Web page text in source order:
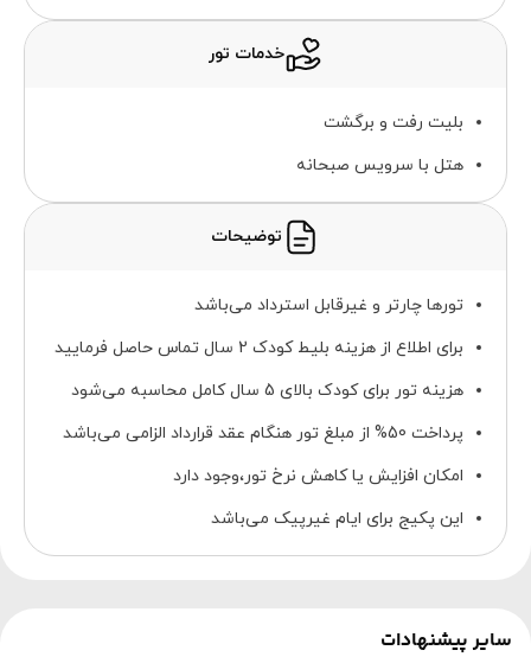
خدمات تور
بلیت رفت و برگشت
هتل با سرویس صبحانه
توضیحات
تورها چارتر و غیرقابل استرداد می‌باشد
برای اطلاع از هزینه بلیط کودک 2 سال تماس حاصل فرمایید
هزینه تور برای کودک بالای 5 سال کامل محاسبه می‌شود
پرداخت 50% از مبلغ تور هنگام عقد قرارداد الزامی می‌باشد
امکان افزایش یا کاهش نرخ تور،وجود دارد
این پکیج برای ایام غیرپیک می‌باشد
سایر پیشنهادات